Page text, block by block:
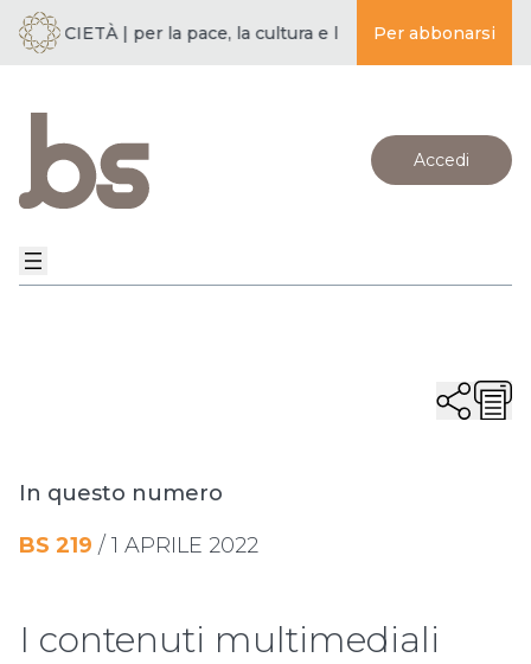
E SOCIETÀ | per la pace, la cultura e l’educazione ·
Per abbonarsi
Accedi
In questo numero
BS 219 / 1 APRILE 2022
I contenuti multimediali